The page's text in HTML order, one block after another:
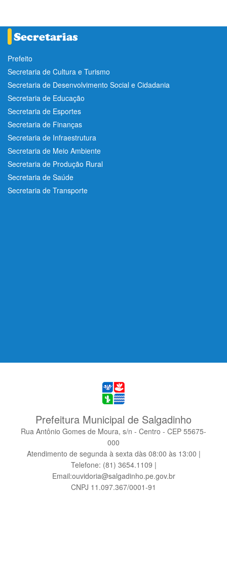
Prefeito
Secretaria de Cultura e Turismo
Secretaria de Desenvolvimento Social e Cidadania
Secretaria de Educação
Secretaria de Esportes
Secretaria de Finanças
Secretaria de Infraestrutura
Secretaria de Meio Ambiente
Secretaria de Produção Rural
Secretaria de Saúde
Secretaria de Transporte
Prefeitura Municipal de Salgadinho
Rua Antônio Gomes de Moura, s/n - Centro - CEP 55675-
000
Atendimento de segunda à sexta dàs 08:00 às 13:00 |
Telefone: (81) 3654.1109 |
Email:ouvidoria@salgadinho.pe.gov.br
CNPJ 11.097.367/0001-91